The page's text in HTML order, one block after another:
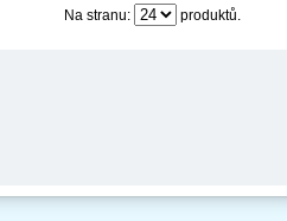
Na stranu: produktů.